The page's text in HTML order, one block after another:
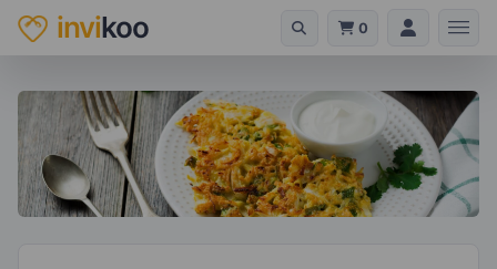
invikoo 0